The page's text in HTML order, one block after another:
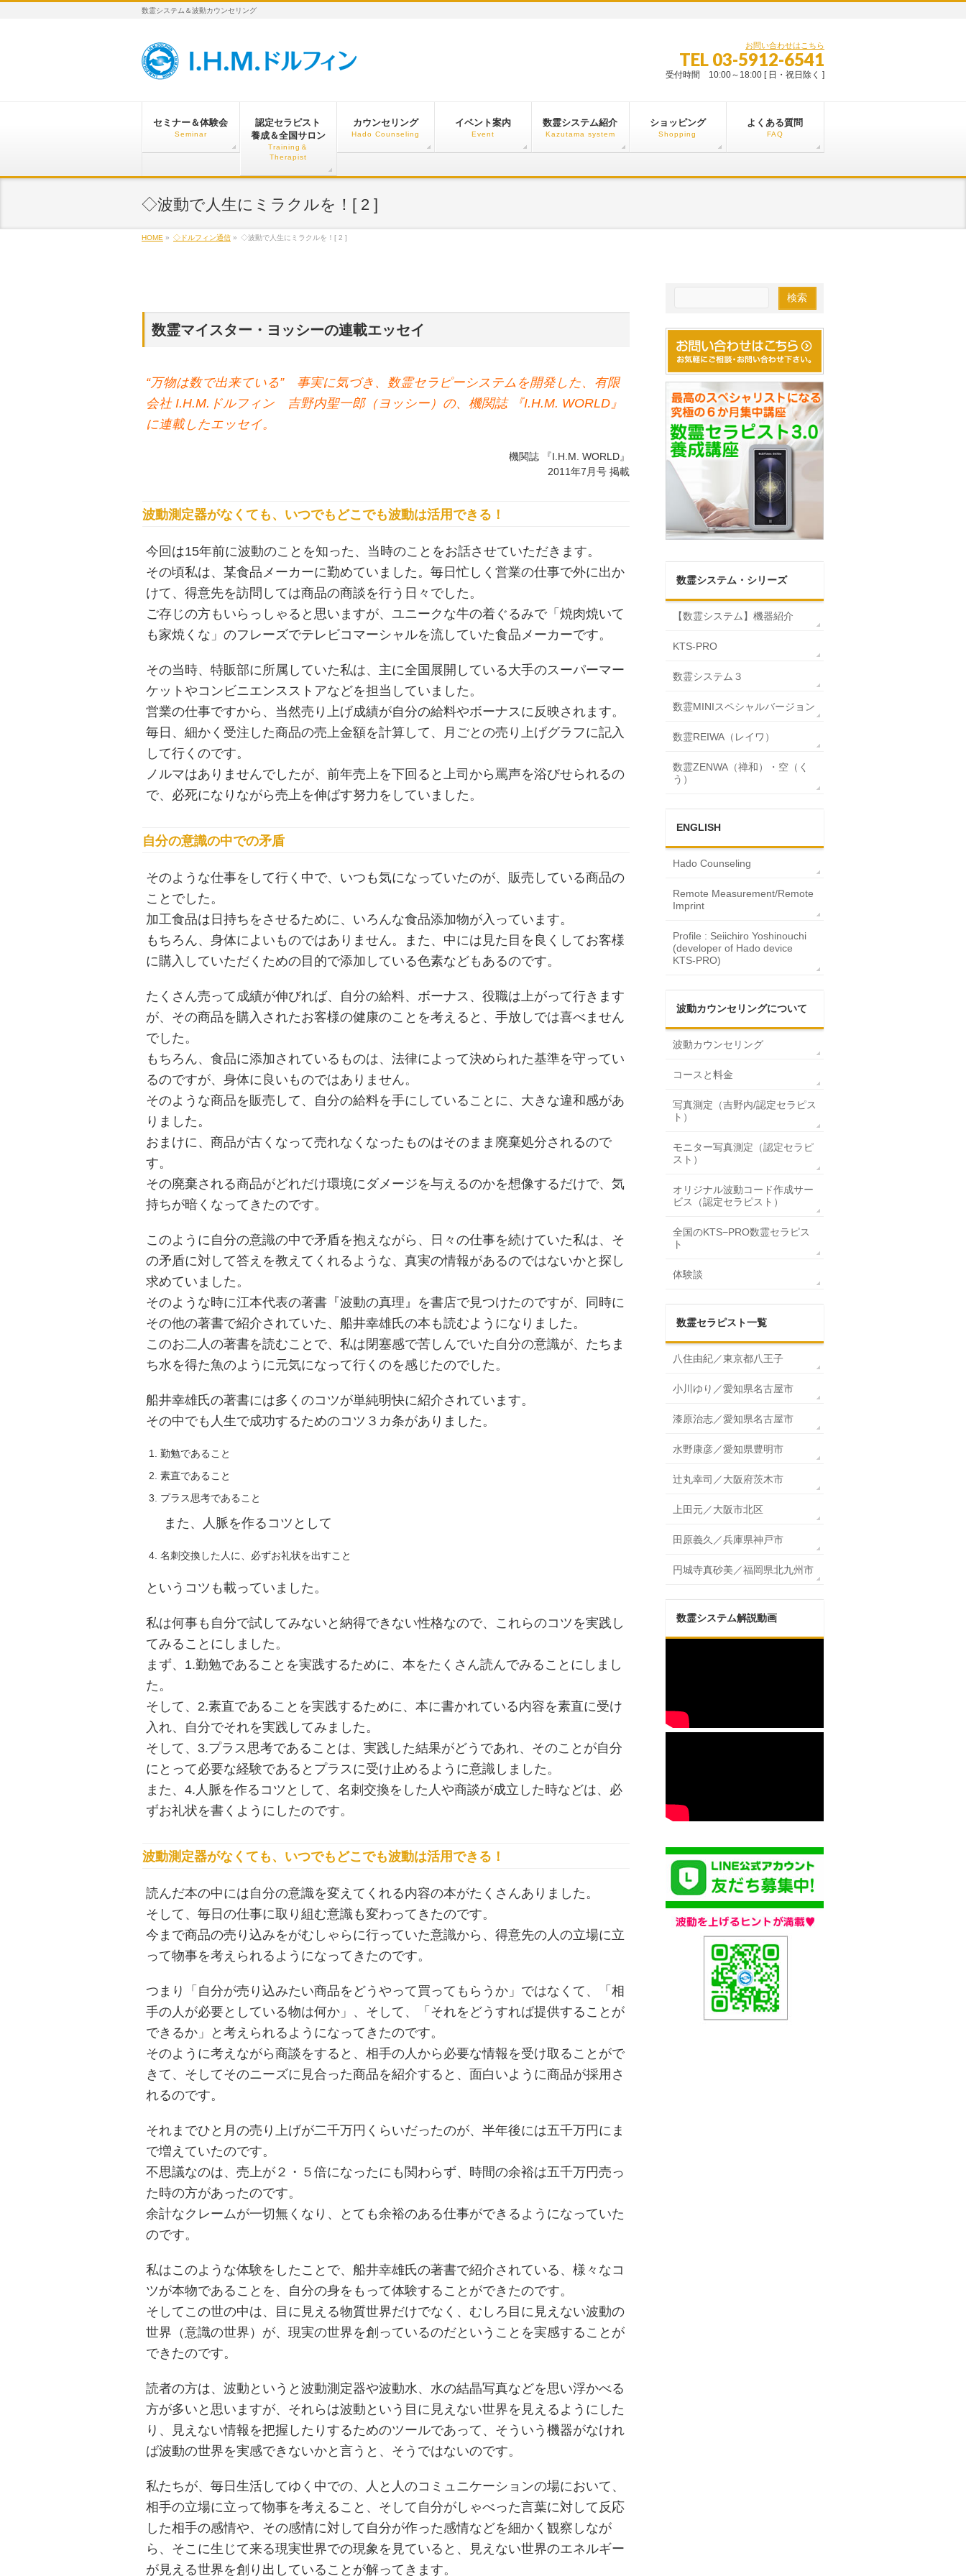
数霊システム＆波動カウンセリング
お問い合わせはこちら
TEL 03-5912-6541
受付時間 10:00～18:00 [ 日・祝日除く ]
セミナー＆体験会
Seminar
認定セラピスト
養成＆全国サロン
Training＆
Therapist
カウンセリング
Hado Counseling
イベント案内
Event
数霊システム紹介
Kazutama system
ショッピング
Shopping
よくある質問
FAQ
◇波動で人生にミラクルを！[ 2 ]
HOME » ◇ドルフィン通信 » ◇波動で人生にミラクルを！[ 2 ]
数霊マイスター・ヨッシーの連載エッセイ
“万物は数で出来ている” 事実に気づき、数霊セラピーシステムを開発した、有限
会社 I.H.M.ドルフィン 吉野内聖一郎（ヨッシー）の、機関誌 『I.H.M. WORLD』
に連載したエッセイ。
機関誌 『I.H.M. WORLD』
2011年7月号 掲載
波動測定器がなくても、いつでもどこでも波動は活用できる！
今回は15年前に波動のことを知った、当時のことをお話させていただきます。
その頃私は、某食品メーカーに勤めていました。毎日忙しく営業の仕事で外に出か
けて、得意先を訪問しては商品の商談を行う日々でした。
ご存じの方もいらっしゃると思いますが、ユニークな牛の着ぐるみで「焼肉焼いて
も家焼くな」のフレーズでテレビコマーシャルを流していた食品メーカーです。
その当時、特販部に所属していた私は、主に全国展開している大手のスーパーマー
ケットやコンビニエンスストアなどを担当していました。
営業の仕事ですから、当然売り上げ成績が自分の給料やボーナスに反映されます。
毎日、細かく受注した商品の売上金額を計算して、月ごとの売り上げグラフに記入
して行くのです。
ノルマはありませんでしたが、前年売上を下回ると上司から罵声を浴びせられるの
で、必死になりながら売上を伸ばす努力をしていました。
自分の意識の中での矛盾
そのような仕事をして行く中で、いつも気になっていたのが、販売している商品の
ことでした。
加工食品は日持ちをさせるために、いろんな食品添加物が入っています。
もちろん、身体によいものではありません。また、中には見た目を良くしてお客様
に購入していただくための目的で添加している色素などもあるのです。
たくさん売って成績が伸びれば、自分の給料、ボーナス、役職は上がって行きます
が、その商品を購入されたお客様の健康のことを考えると、手放しでは喜べません
でした。
もちろん、食品に添加されているものは、法律によって決められた基準を守ってい
るのですが、身体に良いものではありません。
そのような商品を販売して、自分の給料を手にしていることに、大きな違和感があ
りました。
おまけに、商品が古くなって売れなくなったものはそのまま廃棄処分されるので
す。
その廃棄される商品がどれだけ環境にダメージを与えるのかを想像するだけで、気
持ちが暗くなってきたのです。
このように自分の意識の中で矛盾を抱えながら、日々の仕事を続けていた私は、そ
の矛盾に対して答えを教えてくれるような、真実の情報があるのではないかと探し
求めていました。
そのような時に江本代表の著書『波動の真理』を書店で見つけたのですが、同時に
その他の著書で紹介されていた、船井幸雄氏の本も読むようになりました。
このお二人の著書を読むことで、私は閉塞感で苦しんでいた自分の意識が、たちま
ち水を得た魚のように元気になって行くのを感じたのでした。
船井幸雄氏の著書には多くのコツが単純明快に紹介されています。
その中でも人生で成功するためのコツ３カ条がありました。
勤勉であること
素直であること
プラス思考であること
また、人脈を作るコツとして
名刺交換した人に、必ずお礼状を出すこと
というコツも載っていました。
私は何事も自分で試してみないと納得できない性格なので、これらのコツを実践し
てみることにしました。
まず、1.勤勉であることを実践するために、本をたくさん読んでみることにしまし
た。
そして、2.素直であることを実践するために、本に書かれている内容を素直に受け
入れ、自分でそれを実践してみました。
そして、3.プラス思考であることは、実践した結果がどうであれ、そのことが自分
にとって必要な経験であるとプラスに受け止めるように意識しました。
また、4.人脈を作るコツとして、名刺交換をした人や商談が成立した時などは、必
ずお礼状を書くようにしたのです。
波動測定器がなくても、いつでもどこでも波動は活用できる！
読んだ本の中には自分の意識を変えてくれる内容の本がたくさんありました。
そして、毎日の仕事に取り組む意識も変わってきたのです。
今まで商品の売り込みをがむしゃらに行っていた意識から、得意先の人の立場に立
って物事を考えられるようになってきたのです。
つまり「自分が売り込みたい商品をどうやって買ってもらうか」ではなくて、「相
手の人が必要としている物は何か」、そして、「それをどうすれば提供することが
できるか」と考えられるようになってきたのです。
そのように考えながら商談をすると、相手の人から必要な情報を受け取ることがで
きて、そしてそのニーズに見合った商品を紹介すると、面白いように商品が採用さ
れるのです。
それまでひと月の売り上げが二千万円くらいだったのが、半年後には五千万円にま
で増えていたのです。
不思議なのは、売上が２・５倍になったにも関わらず、時間の余裕は五千万円売っ
た時の方があったのです。
余計なクレームが一切無くなり、とても余裕のある仕事ができるようになっていた
のです。
私はこのような体験をしたことで、船井幸雄氏の著書で紹介されている、様々なコ
ツが本物であることを、自分の身をもって体験することができたのです。
そしてこの世の中は、目に見える物質世界だけでなく、むしろ目に見えない波動の
世界（意識の世界）が、現実の世界を創っているのだということを実感することが
できたのです。
読者の方は、波動というと波動測定器や波動水、水の結晶写真などを思い浮かべる
方が多いと思いますが、それらは波動という目に見えない世界を見えるようにした
り、見えない情報を把握したりするためのツールであって、そういう機器がなけれ
ば波動の世界を実感できないかと言うと、そうではないのです。
私たちが、毎日生活してゆく中での、人と人のコミュニケーションの場において、
相手の立場に立って物事を考えること、そして自分がしゃべった言葉に対して反応
した相手の感情や、その感情に対して自分が作った感情などを細かく観察しなが
ら、そこに生じて来る現実世界での現象を見ていると、見えない世界のエネルギー
が見える世界を創り出していることが解ってきます。
数霊システム・シリーズ
【数霊システム】機器紹介
KTS-PRO
数霊システム３
数霊MINIスペシャルバージョン
数霊REIWA（レイワ）
数霊ZENWA（禅和）・空（く
う）
ENGLISH
Hado Counseling
Remote Measurement/Remote
Imprint
Profile : Seiichiro Yoshinouchi
(developer of Hado device
KTS-PRO)
波動カウンセリングについて
波動カウンセリング
コースと料金
写真測定（吉野内/認定セラピス
ト）
モニター写真測定（認定セラピ
スト）
オリジナル波動コード作成サー
ビス（認定セラピスト）
全国のKTS−PRO数霊セラピス
ト
体験談
数霊セラピスト一覧
八住由紀／東京都八王子
小川ゆり／愛知県名古屋市
漆原治志／愛知県名古屋市
水野康彦／愛知県豊明市
辻丸幸司／大阪府茨木市
上田元／大阪市北区
田原義久／兵庫県神戸市
円城寺真砂美／福岡県北九州市
数霊システム解説動画